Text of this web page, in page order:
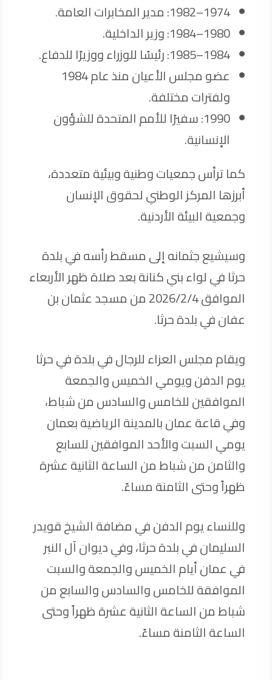
1974–1982: مدير المخابرات العامة.
1980–1984: وزير الداخلية.
1984–1985: رئيسًا للوزراء ووزيرًا للدفاع.
عضو مجلس الأعيان منذ عام 1984
ولفترات مختلفة.
1990: سفيرًا للأمم المتحدة للشؤون
الإنسانية.
كما ترأس جمعيات وطنية وبيئية متعددة،
أبرزها المركز الوطني لحقوق الإنسان
وجمعية البيئة الأردنية.
وسيشيع جثمانه إلى مسقط رأسه في بلدة
حرثا في لواء بني كنانة بعد صلاة ظهر الأربعاء
الموافق 2026/2/4 من مسجد عثمان بن
عفان في بلدة حرثا.
ويقام مجلس العزاء للرجال في بلدة في حرثا
يوم الدفن ويومي الخميس والجمعة
الموافقين للخامس والسادس من شباط،
وفي قاعة عمان بالمدينة الرياضية بعمان
يومي السبت والأحد الموافقين للسابع
والثامن من شباط من الساعة الثانية عشرة
ظهراً وحتى الثامنة مساءً.
وللنساء يوم الدفن في مضافة الشيخ قويدر
السليمان في بلدة حرثا، وفي ديوان آل النبر
في عمان أيام الخميس والجمعة والسبت
الموافقة للخامس والسادس والسابع من
شباط من الساعة الثانية عشرة ظهراً وحتى
الساعة الثامنة مساءً.